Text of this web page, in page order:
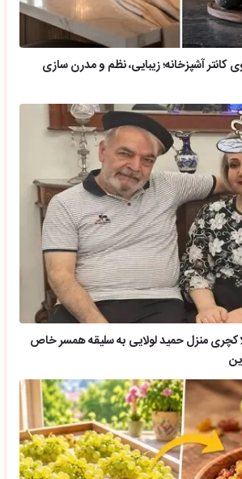
آشپزخانه؛ زیبایی، نظم و مدرن سازی
منزل حمید لولایی به سلیقه همسر خاص